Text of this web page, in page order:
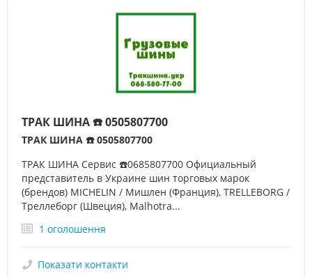
ТРАК ШИНА ☎️ 0505807700
ТРАК ШИНА ☎️ 0505807700
ТРАК ШИНА Сервис ☎️0685807700 Официальный
представитель в Украине шин торговых марок
(брендов) MICHELIN / Мишлен (Франция), TRELLEBORG /
Треллеборг (Швеция), Malhotra...
1 оголошення
Показати контакти